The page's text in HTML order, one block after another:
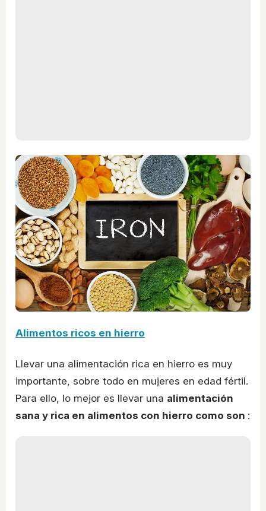
Alimentos ricos en hierro
Llevar una alimentación rica en hierro es muy
importante, sobre todo en mujeres en edad fértil.
Para ello, lo mejor es llevar una alimentación
sana y rica en alimentos con hierro como son :